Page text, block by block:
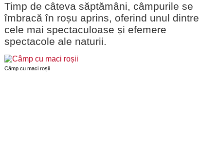
Timp de câteva săptămâni, câmpurile se
îmbracă în roșu aprins, oferind unul dintre
cele mai spectaculoase și efemere
spectacole ale naturii.
Câmp cu maci roșii